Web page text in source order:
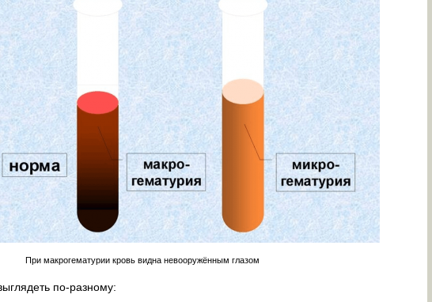
При макрогематурии кровь видна невооружённым глазом
по-разному: